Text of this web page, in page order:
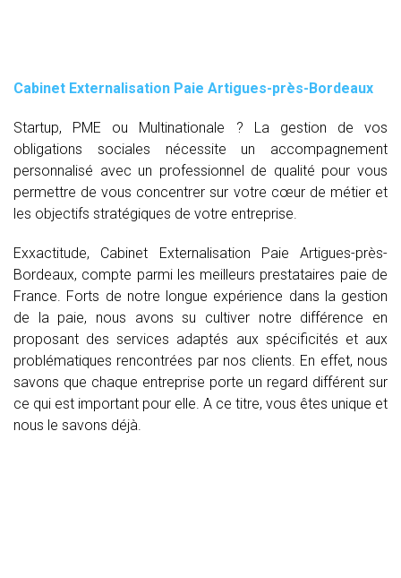
Cabinet Externalisation Paie Artigues-près-Bordeaux
Startup, PME ou Multinationale ? La gestion de vos
obligations sociales nécessite un accompagnement
personnalisé avec un professionnel de qualité pour vous
permettre de vous concentrer sur votre cœur de métier et
les objectifs stratégiques de votre entreprise.
Exxactitude, Cabinet Externalisation Paie Artigues-près-
Bordeaux, compte parmi les meilleurs prestataires paie de
France. Forts de notre longue expérience dans la gestion
de la paie, nous avons su cultiver notre différence en
proposant des services adaptés aux spécificités et aux
problématiques rencontrées par nos clients. En effet, nous
savons que chaque entreprise porte un regard différent sur
ce qui est important pour elle. A ce titre, vous êtes unique et
nous le savons déjà.